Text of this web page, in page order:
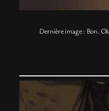
Dernière image : Bon. Ok